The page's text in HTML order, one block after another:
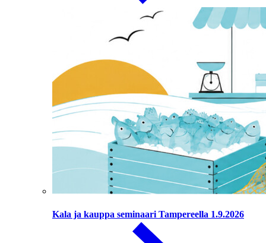
Kala ja kauppa seminaari Tampereella 1.9.2026